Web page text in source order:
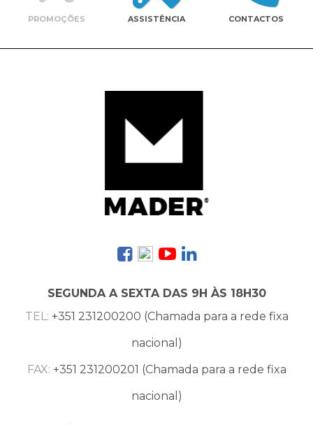
PROMOÇÕES ASSISTÊNCIA CONTACTOS
SEGUNDA A SEXTA DAS 9H ÀS 18H30
TEL: +351 231200200 (Chamada para a rede fixa
nacional)
FAX: +351 231200201 (Chamada para a rede fixa
nacional)